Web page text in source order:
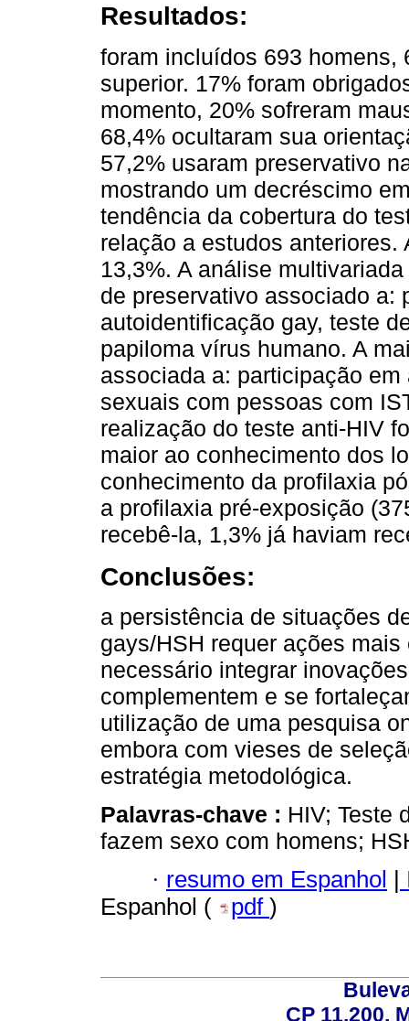
Resultados:
foram incluídos 693 homens,
superior. 17% foram
momento, 20% sofreram
68,4% ocultaram sua
57,2% usaram preservativo
mostrando um decréscimo
tendência da cobertura do
relação a estudos
13,3%. A análise
de preservativo associado a:
autoidentificação gay, teste
papiloma vírus humano. A
associada a: participação
sexuais com pessoas com
realização do teste anti-HIV
maior ao conhecimento dos
conhecimento da profilaxia
a profilaxia pré-exposição
recebê-la, 1,3% já haviam
Conclusões:
a persistência de situações
gays/HSH requer ações
necessário integrar
complementem e se
utilização de uma pesquisa
embora com vieses de
estratégia metodológica.
Palavras-chave : HIV; Teste
fazem sexo com homens;
· resumo em Espanhol
Espanhol (
pdf )
CP 11.200,